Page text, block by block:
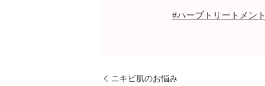
#ハーブトリートメント
ニキビ肌のお悩み